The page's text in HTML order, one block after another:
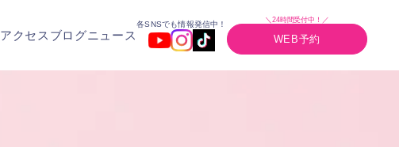
アクセス ブログニュース
各SNSでも情報発信中！
＼24時間受付中！／
WEB予約